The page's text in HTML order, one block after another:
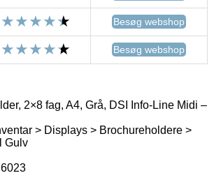
Besøg webshop
Besøg webshop
2×8 fag, A4, Grå, DSI Info-Line Midi –
> Displays > Brochureholdere >
Gulv